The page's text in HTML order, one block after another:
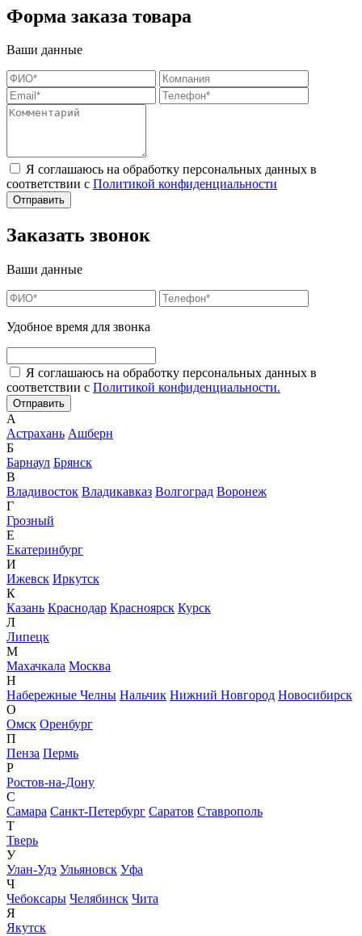
Форма заказа товара
Ваши данные
Я соглашаюсь на обработку персональных данных в
соответствии с Политикой конфиденциальности
Заказать звонок
Ваши данные
Удобное время для звонка
Я соглашаюсь на обработку персональных данных в
соответствии с Политикой конфиденциальности.
А
Астрахань Ашберн
Б
Барнаул Брянск
В
Владивосток Владикавказ Волгоград Воронеж
Г
Грозный
Е
Екатеринбург
И
Ижевск Иркутск
К
Казань Краснодар Красноярск Курск
Л
Липецк
М
Махачкала Москва
Н
Набережные Челны Нальчик Нижний Новгород Новосибирск
О
Омск Оренбург
П
Пенза Пермь
Р
Ростов-на-Дону
С
Самара Санкт-Петербург Саратов Ставрополь
Т
Тверь
У
Улан-Удэ Ульяновск Уфа
Ч
Чебоксары Челябинск Чита
Я
Якутск